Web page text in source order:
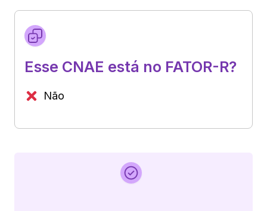
Esse CNAE está no FATOR-R?
Não